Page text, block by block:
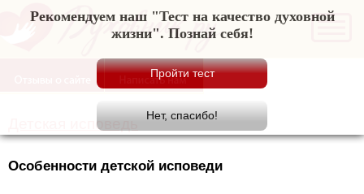
Рекомендуем наш "Тест на качество духовной
жизни". Познай себя!
Детская исповедь
Особенности детской исповеди